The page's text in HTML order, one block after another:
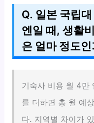
Q. 일본 국립
엔일 때, 생활
은 얼마 정도
기숙사 비용 월 4만
를 더하면 총 월 예
다. 지역별 차이가